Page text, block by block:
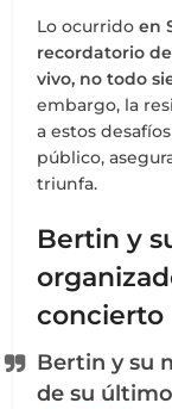
Lo ocurridoen
recordatorio
vivo, no todo
embargo, la
a estos
público,
triunfa.
Bertin y
concierto
Bertin y su
de su